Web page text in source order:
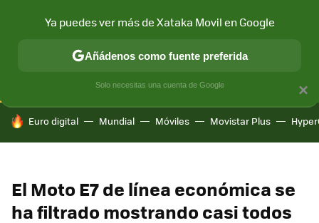
CONECTIVIDAD MÓVIL Y SOCIEDAD APLICACIONES
HOY SE HABLA DE
Euro digital Mundial Móviles Movistar Plus
El Moto E7 de línea económica se
ha filtrado mostrando casi todos
×
Ya puedes ver más de Xataka Movil en Google
Añádenos como fuente preferida
Solo necesitas una cuenta de Google